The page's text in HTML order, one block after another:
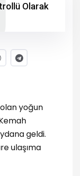
Olarak
yoğun
geldi.
ulaşıma